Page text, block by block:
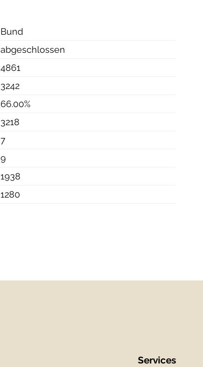
Bund
abgeschlossen
4861
3242
66.00%
3218
7
9
1938
1280
Services